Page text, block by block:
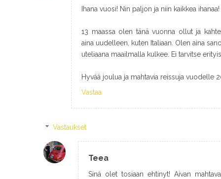
Ihana vuosi! Nin paljon ja niin kaikkea ihanaa!
13 maassa olen tänä vuonna ollut ja
aina uudelleen, kuten Italiaan. Olen aina
uteliaana maailmalla kulkee. Ei tarvitse
Hyvää joulua ja mahtavia reissuja vuodelle
Vastaa
Vastaukset
Teea
Sinä olet tosiaan ehtinyt! Aivan